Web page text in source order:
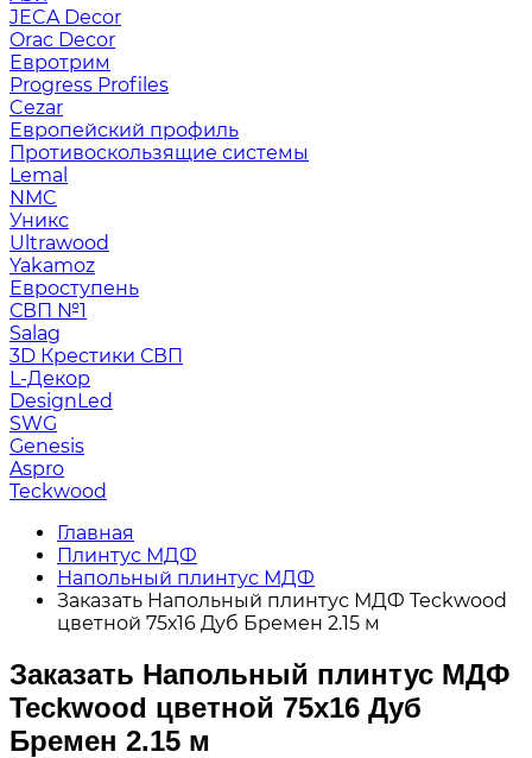
JECA Decor
Orac Decor
Евротрим
Progress Profiles
Cezar
Европейский профиль
Противоскользящие системы
Lemal
NMC
Уникс
Ultrawood
Yakamoz
Евроступень
СВП №1
Salag
3D Крестики СВП
L-Декор
DesignLed
SWG
Genesis
Aspro
Teckwood
Главная
Плинтус МДФ
Напольный плинтус МДФ
Заказать Напольный плинтус МДФ Teckwood
цветной 75х16 Дуб Бремен 2.15 м
Заказать Напольный плинтус МДФ
Teckwood цветной 75х16 Дуб
Бремен 2.15 м